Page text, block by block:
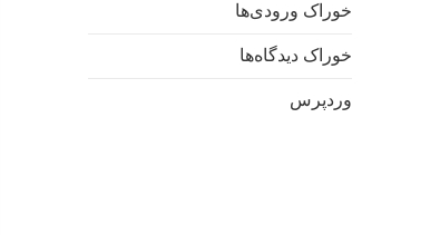
خوراک ورودی‌ها
خوراک دیدگاه‌ها
وردپرس